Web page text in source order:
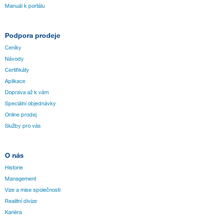
Manuál k portálu
Podpora prodeje
Ceníky
Návody
Certifikáty
Aplikace
Doprava až k vám
Speciální objednávky
Online prodej
Služby pro vás
O nás
Historie
Management
Vize a mise společnosti
Realitní divize
Kariéra